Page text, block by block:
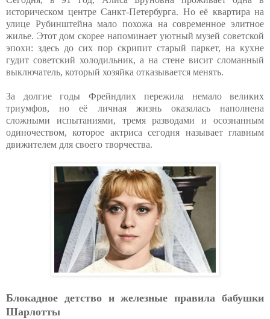
историческом центре Санкт-Петербурга. Но её квартира на
улице Рубинштейна мало похожа на современное элитное
жилье. Этот дом скорее напоминает уютный музей советской
эпохи: здесь до сих пор скрипит старый паркет, на кухне
гудит советский холодильник, а на стене висит сломанный
выключатель, который хозяйка отказывается менять.
За долгие годы Фрейндлих пережила немало великих
триумфов, но её личная жизнь оказалась наполнена
сложными испытаниями, тремя разводами и осознанным
одиночеством, которое актриса сегодня называет главным
движителем для своего творчества.
Блокадное детство и железные правила бабушки
Шарлотты